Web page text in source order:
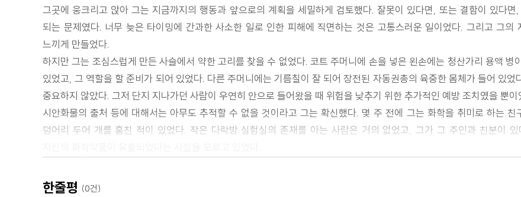
그곳에 웅크리고 앉아 그는 지금까지의 행동과 앞으로의 계획을 세밀하게 검토했다. 잘못이 있다면, 또는 결함이 있다
되는 문제였다. 너무 늦은 타이밍에 간과한 사소한 일로 인한 피해에 직면하는 것은 고통스러운 일이었다. 그리고 그
느끼게 만들었다.
하지만 그는 조심스럽게 만든 사슬에서 약한 고리를 찾을 수 없었다. 코트 주머니에 손을 넣은 왼손에는 청산가리 용액
있었고, 그 역할을 할 준비가 되어 있었다. 다른 주머니에는 기름칠이 잘 되어 장전된 자동권총의 육중한 몸체가 들어 있
중요하지 않았다. 그저 단지 지나가던 사람이 우연히 안으로 들어왔을 때 위험을 낮추기 위한 추가적인 예방 조치였을 뿐
시안화물의 출처 등에 대해서는 아무도 추적할 수 없을 것이라고 그는 확신했다. 몇 주 전에 그는 화학을 취미로 하는
덩어리 두어 개를 훔친 적이 있었다. 작은 다락방 실험실의 존재를 아는 사람은 거의 없었고, 그가 그 주인과 친분이
<추천평>
한줄평 (0건)